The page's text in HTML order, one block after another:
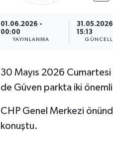
01.06.2026 -
00:00
YAYINLANMA
15:13
30 Mayıs 2026
de Güven parkta iki önemli
CHP Genel Merkezi
konuştu.